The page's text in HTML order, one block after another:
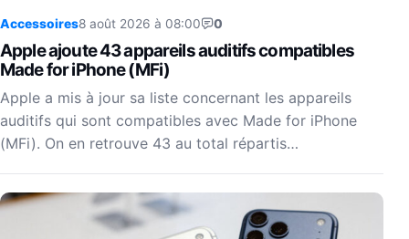
Accessoires8 août 2026 à 08:00 0
Apple ajoute 43 appareils auditifs compatibles
Made for iPhone (MFi)
Apple a mis à jour sa liste concernant les appareils
auditifs qui sont compatibles avec Made for iPhone
(MFi). On en retrouve 43 au total répartis…